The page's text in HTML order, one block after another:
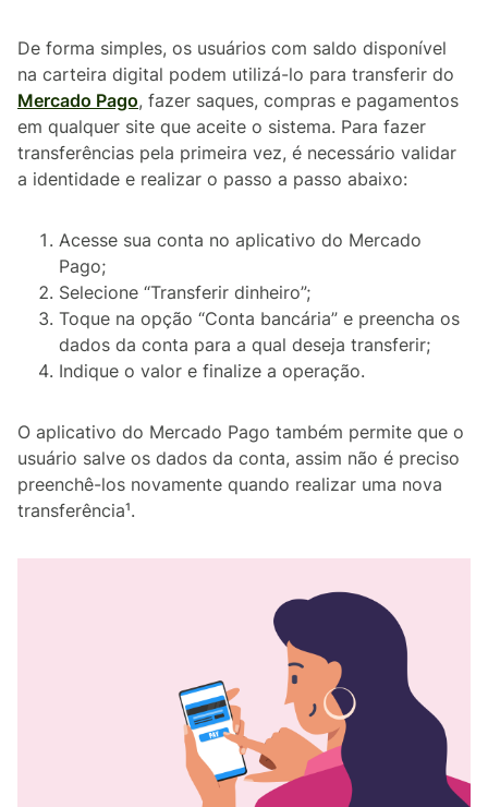
De forma simples, os usuários com saldo disponível
na carteira digital podem utilizá-lo para transferir do
Mercado Pago, fazer saques, compras e pagamentos
em qualquer site que aceite o sistema. Para fazer
transferências pela primeira vez, é necessário validar
a identidade e realizar o passo a passo abaixo:
Acesse sua conta no aplicativo do Mercado
Pago;
Selecione “Transferir dinheiro”;
Toque na opção “Conta bancária” e preencha os
dados da conta para a qual deseja transferir;
Indique o valor e finalize a operação.
O aplicativo do Mercado Pago também permite que o
usuário salve os dados da conta, assim não é preciso
preenchê-los novamente quando realizar uma nova
transferência¹.